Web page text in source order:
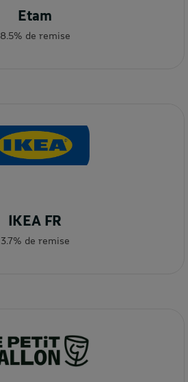
Etam
8.5% de remise
IKEA FR
3.7% de remise